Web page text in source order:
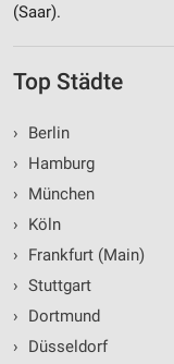
(Saar).
Top Städte
›
Berlin
›
Hamburg
›
München
›
Köln
›
Frankfurt (Main)
› Stuttgart
›
Dortmund
›
Düsseldorf